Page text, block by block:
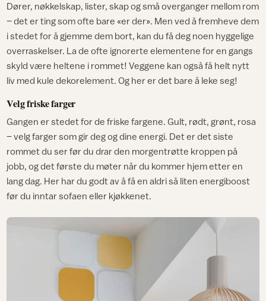
Dører, nøkkelskap, lister, skap og små overganger mellom rom
– det er ting som ofte bare «er der». Men ved å fremheve dem
i stedet for å gjemme dem bort, kan du få deg noen hyggelige
overraskelser. La de ofte ignorerte elementene for en gangs
skyld være heltene i rommet! Veggene kan også få helt nytt
liv med kule dekorelement. Og her er det bare å leke seg!
Velg friske farger
Gangen er stedet for de friske fargene. Gult, rødt, grønt, rosa
– velg farger som gir deg og dine energi. Det er det siste
rommet du ser før du drar den morgentrøtte kroppen på
jobb, og det første du møter når du kommer hjem etter en
lang dag. Her har du godt av å få en aldri så liten energiboost
før du inntar sofaen eller kjøkkenet.